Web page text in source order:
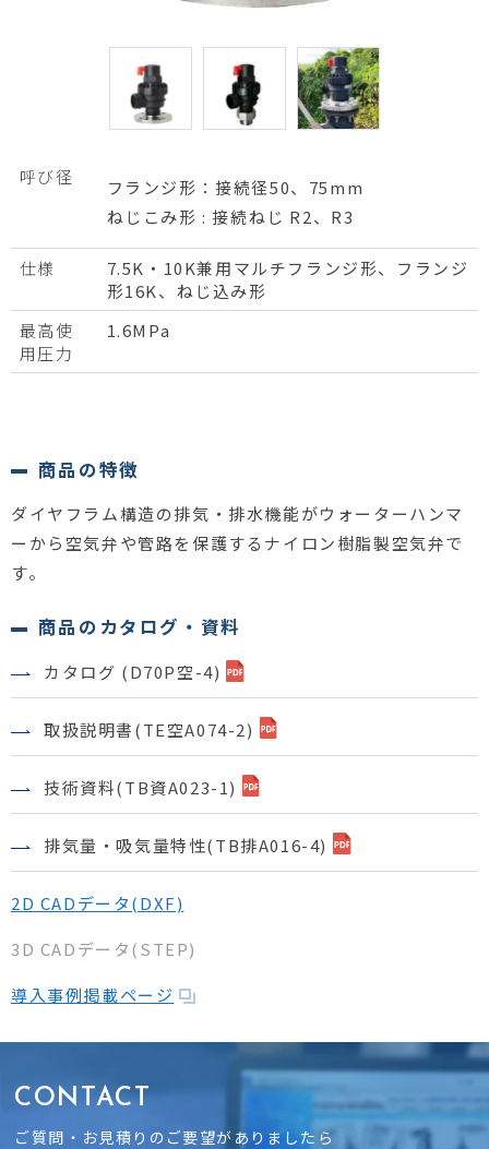
呼び径
フランジ形：接続径50、75mm
ねじこみ形 : 接続ねじ R2、R3
仕様
7.5K・10K兼用マルチフランジ形、フランジ
形16K、ねじ込み形
最高使
用圧力
1.6MPa
商品の特徴
ダイヤフラム構造の排気・排水機能がウォーターハンマ
ーから空気弁や管路を保護するナイロン樹脂製空気弁で
す。
商品のカタログ・資料
カタログ (D70P空-4)
取扱説明書(TE空A074-2)
技術資料(TB資A023-1)
排気量・吸気量特性(TB排A016-4)
2D CADデータ(DXF)
3D CADデータ(STEP)
導入事例掲載ページ
CONTACT
ご質問・お見積りのご要望がありましたら